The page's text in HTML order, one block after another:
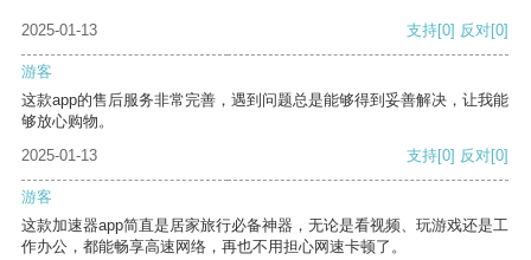
2025-01-13 支持[0] 反对[0]
游客
这款app的售后服务非常完善，遇到问题总是能够得到妥善解决，让我能
够放心购物。
2025-01-13
支持[0] 反对[0]
游客
这款加速器app简直是居家旅行必备神器，无论是看视频、玩游戏还是工
作办公，都能畅享高速网络，再也不用担心网速卡顿了。